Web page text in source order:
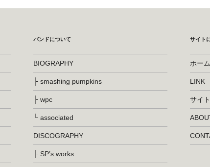
バンドについて
BIOGRAPHY
├ smashing pumpkins
├ wpc
└ associated
DISCOGRAPHY
├ SP’s works
サイト
ホー
LINK
サイ